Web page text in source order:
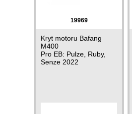
19969
Kryt motoru Bafang
M400
Pro EB: Pulze, Ruby,
Senze 2022